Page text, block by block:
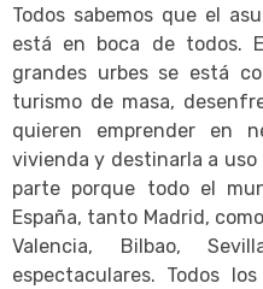
Todos sabemos que el
está en boca de todos.
grandes urbes se está
turismo de masa,
quieren emprender en
vivienda y destinarla a
parte porque todo el
España, tanto Madrid,
Valencia, Bilbao,
espectaculares. Todos